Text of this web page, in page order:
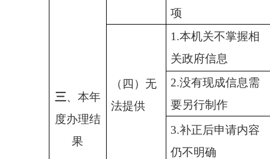
三、本年
度办理结
果
项
（四）无
法提供
1.本机关不掌握相
关政府信息
2.没有现成信息需
要另行制作
3.补正后申请内容
仍不明确